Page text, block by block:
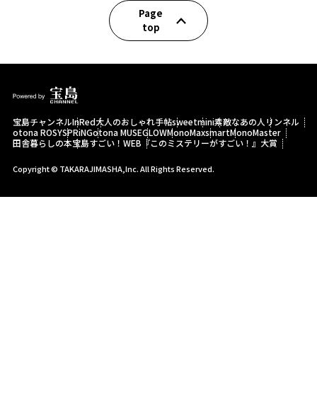
Page
top
宝島チャンネルInRed大人のおしゃれ手帖sweetmini素敵なあの人 リンネル
otona ROSYSPRiNGotona MUSEGLOWMonoMaxsmartMonoMaster
田舎暮らしの本宝島すごい！WEB 『このミステリーがすごい！』大賞
Copyright © TAKARAJIMASHA,Inc. All Rights Reserved.